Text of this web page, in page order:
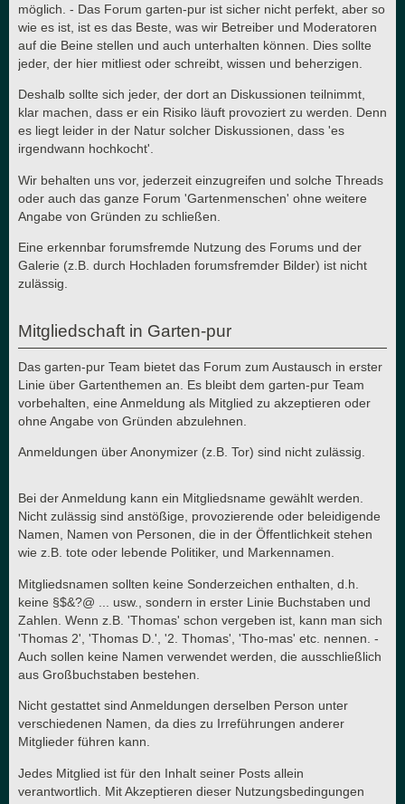
möglich. - Das Forum garten-pur ist sicher nicht perfekt, aber so
wie es ist, ist es das Beste, was wir Betreiber und Moderatoren
auf die Beine stellen und auch unterhalten können. Dies sollte
jeder, der hier mitliest oder schreibt, wissen und beherzigen.
Deshalb sollte sich jeder, der dort an Diskussionen teilnimmt,
klar machen, dass er ein Risiko läuft provoziert zu werden. Denn
es liegt leider in der Natur solcher Diskussionen, dass 'es
irgendwann hochkocht'.
Wir behalten uns vor, jederzeit einzugreifen und solche Threads
oder auch das ganze Forum 'Gartenmenschen' ohne weitere
Angabe von Gründen zu schließen.
Eine erkennbar forumsfremde Nutzung des Forums und der
Galerie (z.B. durch Hochladen forumsfremder Bilder) ist nicht
zulässig.
Mitgliedschaft in Garten-pur
Das garten-pur Team bietet das Forum zum Austausch in erster
Linie über Gartenthemen an. Es bleibt dem garten-pur Team
vorbehalten, eine Anmeldung als Mitglied zu akzeptieren oder
ohne Angabe von Gründen abzulehnen.
Anmeldungen über Anonymizer (z.B. Tor) sind nicht zulässig.
Bei der Anmeldung kann ein Mitgliedsname gewählt werden.
Nicht zulässig sind anstößige, provozierende oder beleidigende
Namen, Namen von Personen, die in der Öffentlichkeit stehen
wie z.B. tote oder lebende Politiker, und Markennamen.
Mitgliedsnamen sollten keine Sonderzeichen enthalten, d.h.
keine §$&?@ ... usw., sondern in erster Linie Buchstaben und
Zahlen. Wenn z.B. 'Thomas' schon vergeben ist, kann man sich
'Thomas 2', 'Thomas D.', '2. Thomas', 'Tho-mas' etc. nennen. -
Auch sollen keine Namen verwendet werden, die ausschließlich
aus Großbuchstaben bestehen.
Nicht gestattet sind Anmeldungen derselben Person unter
verschiedenen Namen, da dies zu Irreführungen anderer
Mitglieder führen kann.
Jedes Mitglied ist für den Inhalt seiner Posts allein
verantwortlich. Mit Akzeptieren dieser Nutzungsbedingungen